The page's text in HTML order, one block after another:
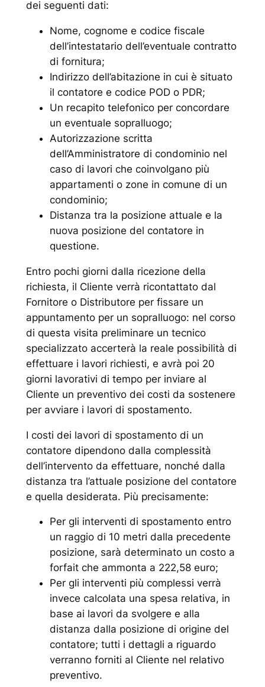
dei seguenti dati:
Nome, cognome e codice fiscale
dell’intestatario dell’eventuale contratto
di fornitura;
Indirizzo dell’abitazione in cui è situato
il contatore e codice POD o PDR;
Un recapito telefonico per concordare
un eventuale sopralluogo;
Autorizzazione scritta
dell’Amministratore di condominio nel
caso di lavori che coinvolgano più
appartamenti o zone in comune di un
condominio;
Distanza tra la posizione attuale e la
nuova posizione del contatore in
questione.
Entro pochi giorni dalla ricezione della
richiesta, il Cliente verrà ricontattato dal
Fornitore o Distributore per fissare un
appuntamento per un sopralluogo: nel corso
di questa visita preliminare un tecnico
specializzato accerterà la reale possibilità di
effettuare i lavori richiesti, e avrà poi 20
giorni lavorativi di tempo per inviare al
Cliente un preventivo dei costi da sostenere
per avviare i lavori di spostamento.
I costi dei lavori di spostamento di un
contatore dipendono dalla complessità
dell’intervento da effettuare, nonché dalla
distanza tra l’attuale posizione del contatore
e quella desiderata. Più precisamente:
Per gli interventi di spostamento entro
un raggio di 10 metri dalla precedente
posizione, sarà determinato un costo a
forfait che ammonta a 222,58 euro;
Per gli interventi più complessi verrà
invece calcolata una spesa relativa, in
base ai lavori da svolgere e alla
distanza dalla posizione di origine del
contatore; tutti i dettagli a riguardo
verranno forniti al Cliente nel relativo
preventivo.